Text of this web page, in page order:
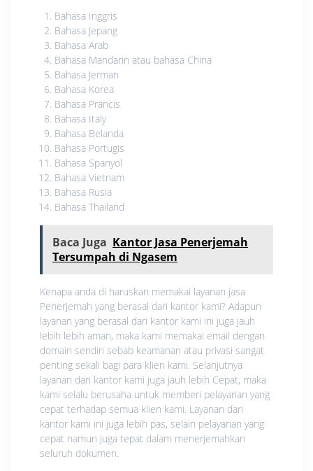
Bahasa Inggris
Bahasa Jepang
Bahasa Arab
Bahasa Mandarin atau bahasa China
Bahasa Jerman
Bahasa Korea
Bahasa Prancis
Bahasa Italy
Bahasa Belanda
Bahasa Portugis
Bahasa Spanyol
Bahasa Vietnam
Bahasa Rusia
Bahasa Thailand
Baca Juga Kantor Jasa Penerjemah
Tersumpah di Ngasem
Kenapa anda di haruskan memakai layanan jasa
Penerjemah yang berasal dari kantor kami? Adapun
layanan yang berasal dari kantor kami ini juga jauh
lebih lebih aman, maka kami memakai email dengan
domain sendiri sebab keamanan atau privasi sangat
penting sekali bagi para klien kami. Selanjutnya
layanan dari kantor kami juga jauh lebih Cepat, maka
kami selalu berusaha untuk memberi pelayanan yang
cepat terhadap semua klien kami. Layanan dari
kantor kami ini juga lebih pas, selain pelayanan yang
cepat namun juga tepat dalam menerjemahkan
seluruh dokumen.